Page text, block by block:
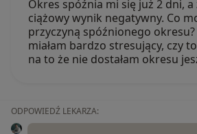
Okres spóźnia mi się już 2 dni,
ciążowy wynik negatywny. Co
przyczyną spóźnionego okresu?
miałam bardzo stresujący, czy
na to że nie dostałam okresu
ODPOWIEDŹ LEKARZA: